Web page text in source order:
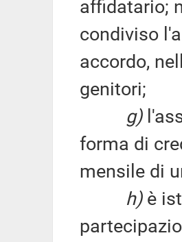
affidatario;
condiviso
accordo,
genitori;
g)
forma di
mensile di
h)è